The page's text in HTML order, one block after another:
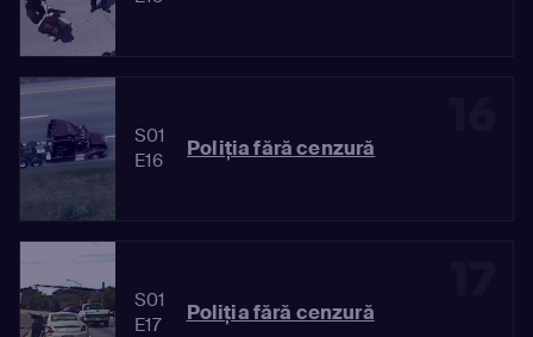
S01
E16
Poliția fără cenzură
S01
E17
Poliția fără cenzură